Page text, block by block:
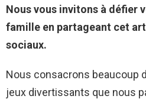
Nous vous invitons à défier
famille en partageant cet
sociaux.
Nous consacrons beaucoup
jeux divertissants que nous